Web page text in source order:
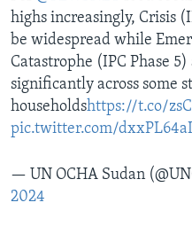
highs increasingly, Crisis
be widespread while
Catastrophe (IPC Phase
significantly across some
householdshttps://t.co/
pic.twitter.com/
— UN OCHA Sudan
2024